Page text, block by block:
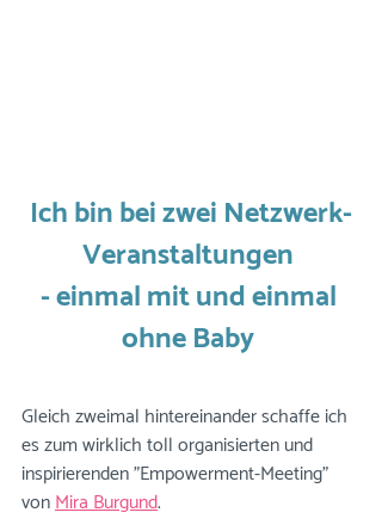
Ich bin bei zwei Netzwerk-
Veranstaltungen
- einmal mit und einmal
ohne Baby
Gleich zweimal hintereinander schaffe ich
es zum wirklich toll organisierten und
inspirierenden "Empowerment-Meeting"
von Mira Burgund.